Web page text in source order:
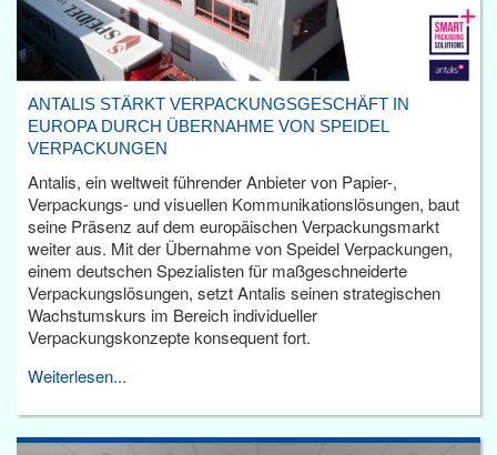
ANTALIS STÄRKT VERPACKUNGSGESCHÄFT IN
EUROPA DURCH ÜBERNAHME VON SPEIDEL
VERPACKUNGEN
Antalis, ein weltweit führender Anbieter von Papier-,
Verpackungs- und visuellen Kommunikationslösungen, baut
seine Präsenz auf dem europäischen Verpackungsmarkt
weiter aus. Mit der Übernahme von Speidel Verpackungen,
einem deutschen Spezialisten für maßgeschneiderte
Verpackungslösungen, setzt Antalis seinen strategischen
Wachstumskurs im Bereich individueller
Verpackungskonzepte konsequent fort.
Weiterlesen...